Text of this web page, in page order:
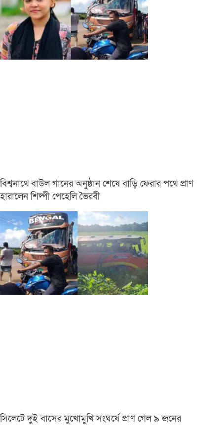
বিশ্বনাথে বাউল গানের অনুষ্ঠান শেষে বাড়ি ফেরার পথে প্রাণ
হারালেন শিল্পী পেহেলি ভৈরবী
সিলেটে দুই বাসের মুখোমুখি সংঘর্ষে প্রাণ গেল ৯ জনের